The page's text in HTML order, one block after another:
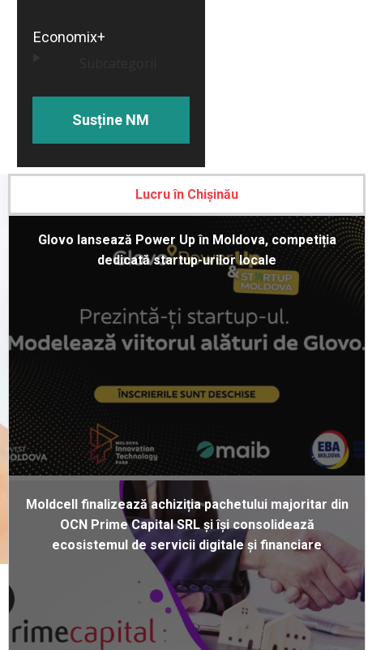
Economix+
Susține NM
Lucru în Chișinău
Glovo lansează Power Up în Moldova, competiția
dedicată startup-urilor locale
Moldcell finalizează achiziția pachetului majoritar din
OCN Prime Capital SRL și își consolidează
ecosistemul de servicii digitale și financiare